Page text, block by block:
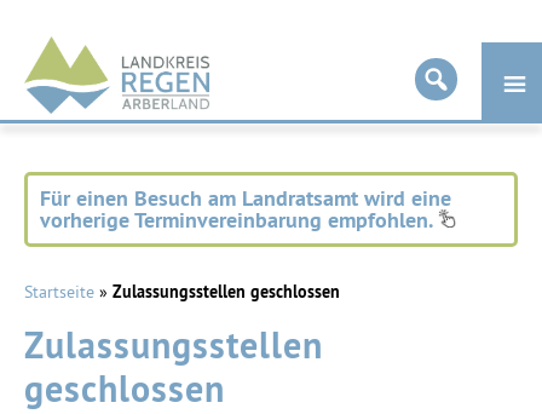
Landkreis
Regen
Für einen Besuch am Landratsamt wird eine
vorherige Terminvereinbarung empfohlen.
Startseite » Zulassungsstellen geschlossen
Zulassungsstellen
geschlossen